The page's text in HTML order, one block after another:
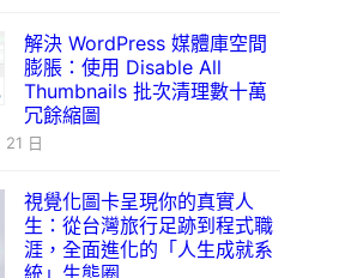
解決 WordPress 媒體庫空間
膨脹：使用 Disable All
Thumbnails 批次清理數十萬
冗餘縮圖
日
視覺化圖卡呈現你的真實人
生：從台灣旅行足跡到程式職
涯，全面進化的「人生成就系